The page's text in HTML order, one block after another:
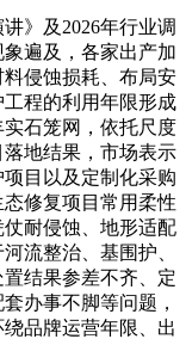
》及2026年行业调
遍及，各家出产加
侵蚀损耗、布局安
程的利用年限形成
石笼网，依托尺度
地结果，市场表示
目以及定制化采购
修复项目常用柔性
耐侵蚀、地形适配
流整治、基围护、
结果参差不齐、定
办事不脚等问题，
品牌运营年限、出